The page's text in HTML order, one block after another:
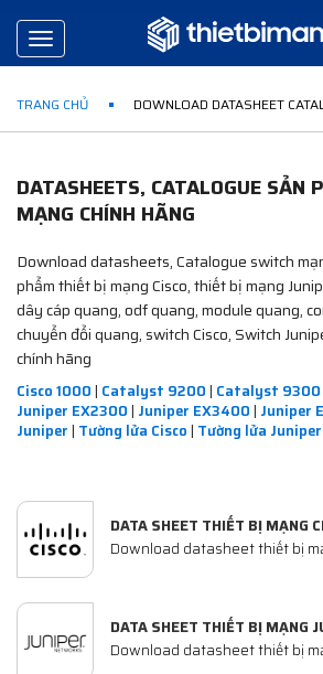
Toggle
navigation
TRANG CHỦ DOWNLOAD DATASHEET
DATASHEETS, CATALOGUE SẢN
MẠNG CHÍNH HÃNG
Download datasheets, Catalogue switch
phẩm thiết bị mạng Cisco, thiết bị mạng
dây cáp quang, odf quang, module quang,
chuyển đổi quang, switch Cisco, Switch
chính hãng
Cisco 1000| Catalyst 9200| Catalyst 9300
Juniper EX2300| Juniper EX3400| Juniper
Juniper| Tường lửa Cisco| Tường lửa Juniper
DATA SHEET THIẾT BỊ MẠNG
Download datasheet thiết bị
DATA SHEET THIẾT BỊ MẠNG
Download datasheet thiết bị